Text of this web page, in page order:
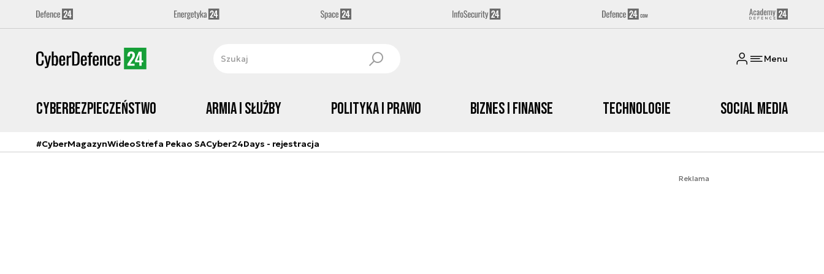
Menu
Cyberbezpieczeństwo Armia i Służby Polityka i prawo Biznes i Finanse Technologie Social media
#CyberMagazynWideoStrefa Pekao SACyber24Days - rejestracja
Reklama